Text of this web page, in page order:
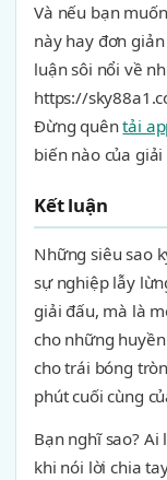
Và nếu bạn
này hay đơn
luận sôi nổi về
https://
Đừng quêntải
biến nào của
Kết luận
Những siêu sao
sự nghiệp lẫy
giải đấu, mà là
cho những
cho trái bóng
phút cuối cùng
Bạn nghĩ sao?
khi nói lời chia